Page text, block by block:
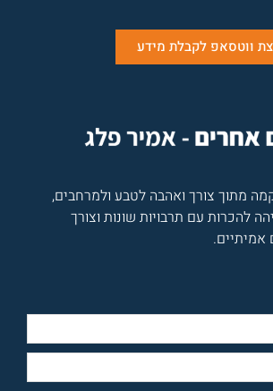
ווטסאפ לקבלת מידע
מתוך צורך ואהבה לטבע ולמרחבים,
להכרות עם תרבויות שונות וצורך
אמיתיים.